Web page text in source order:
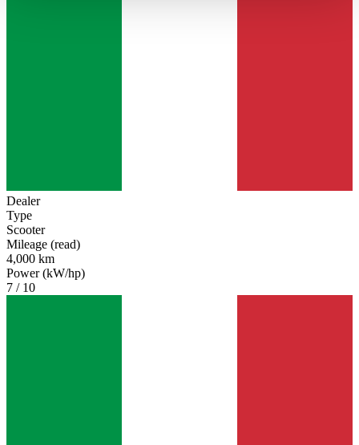
Dealer
Type
Scooter
Mileage (read)
4,000 km
Power (kW/hp)
7 / 10